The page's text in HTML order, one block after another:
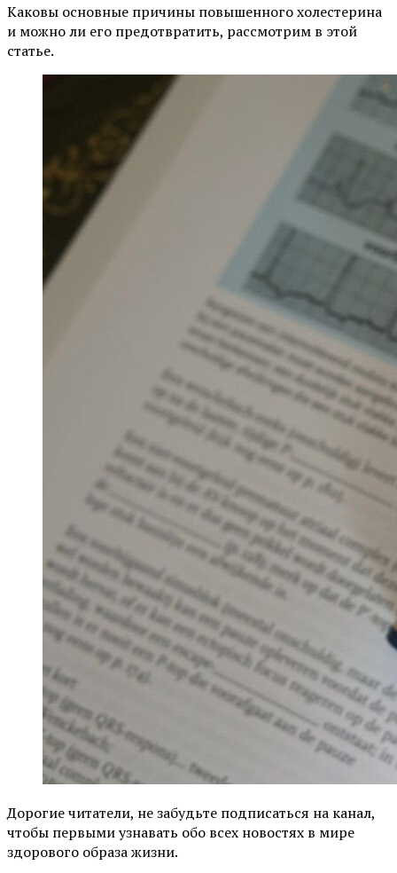
Каковы основные причины повышенного холестерина
и можно ли его предотвратить, рассмотрим в этой
статье.
Дорогие читатели, не забудьте подписаться на канал,
чтобы первыми узнавать обо всех новостях в мире
здорового образа жизни.